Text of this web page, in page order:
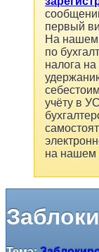
первый
На нашем
по
налога
учёту в
на нашем